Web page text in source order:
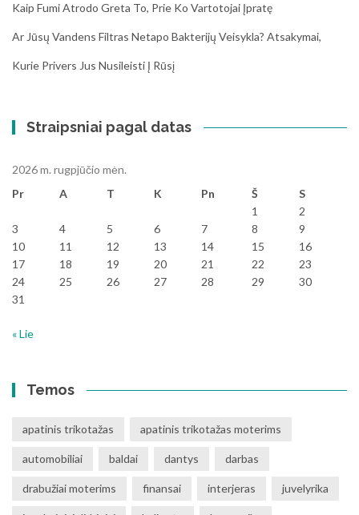
Kaip Fumi Atrodo Greta To, Prie Ko Vartotojai Įpratę
Ar Jūsų Vandens Filtras Netapo Bakterijų Veisykla? Atsakymai,
Kurie Privers Jus Nusileisti Į Rūsį
Straipsniai pagal datas
2026 m. rugpjūčio mėn.
Pr
A T K Pn Š
S
1
2
3
4 5 6 7 8
9
10
11 12 13 14 15
16
17
18 19 20 21 22
23
24
25 26 27 28 29
30
31
« Lie
Temos
apatinis trikotažas apatinis trikotažas moterims
automobiliai baldai dantys darbas
drabužiai moterims finansai interjeras juvelyrika